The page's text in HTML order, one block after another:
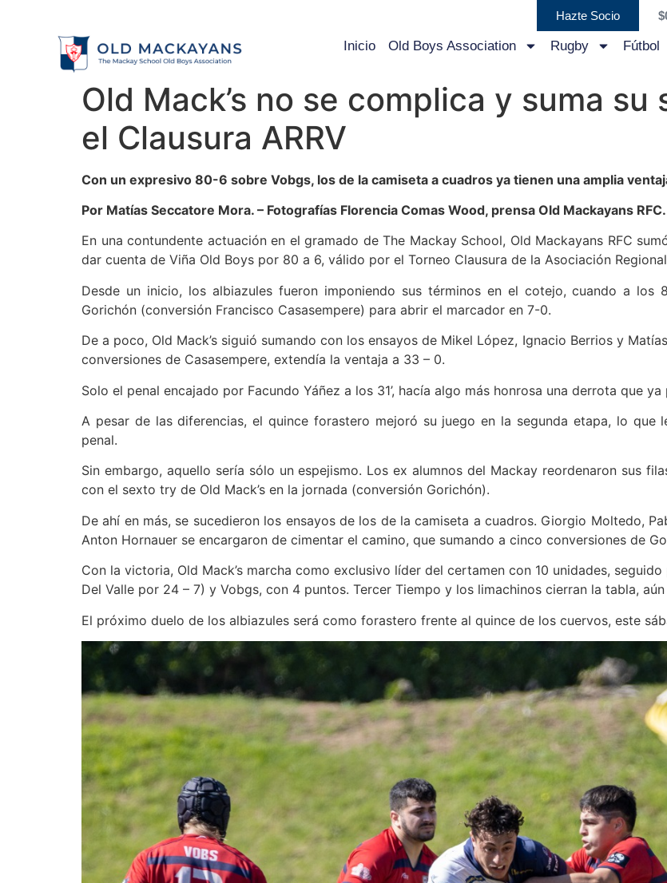
Hazte Socio $
Inicio Old Boys Association Rugby Fútbol
Old Mack’s no se complica y suma
el Clausura ARRV
Con un expresivo 80-6 sobre Vobgs, los de la camiseta a cuadros ya tienen una amplia
Por Matías Seccatore Mora. – Fotografías Florencia Comas Wood, prensa Old Mackayans RFC.
En una contundente actuación en el gramado de The Mackay School, Old Mackayans RFC
dar cuenta de Viña Old Boys por 80 a 6, válido por el Torneo Clausura de la Asociación
Desde un inicio, los albiazules fueron imponiendo sus términos en el cotejo, cuando a los
Gorichón (conversión Francisco Casasempere) para abrir el marcador en 7-0.
De a poco, Old Mack’s siguió sumando con los ensayos de Mikel López, Ignacio Berrios y
conversiones de Casasempere, extendía la ventaja a 33 – 0.
Solo el penal encajado por Facundo Yáñez a los 31’, hacía algo más honrosa una derrota que
A pesar de las diferencias, el quince forastero mejoró su juego en la segunda etapa, lo que
penal.
Sin embargo, aquello sería sólo un espejismo. Los ex alumnos del Mackay reordenaron sus
con el sexto try de Old Mack’s en la jornada (conversión Gorichón).
De ahí en más, se sucedieron los ensayos de los de la camiseta a cuadros. Giorgio Moltedo,
Anton Hornauer se encargaron de cimentar el camino, que sumando a cinco conversiones de
Con la victoria, Old Mack’s marcha como exclusivo líder del certamen con 10 unidades,
Del Valle por 24 – 7) y Vobgs, con 4 puntos. Tercer Tiempo y los limachinos cierran la tabla, aún
El próximo duelo de los albiazules será como forastero frente al quince de los cuervos, este